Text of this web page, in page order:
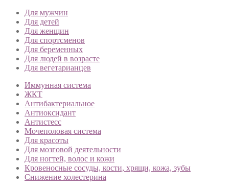
Для мужчин
Для детей
Для женщин
Для спортсменов
Для беременных
Для людей в возрасте
Для вегетарианцев
Иммунная система
ЖКТ
Антибактериальное
Антиоксидант
Антистесс
Мочеполовая система
Для красоты
Для мозговой деятельности
Для ногтей, волос и кожи
Кровеносные сосуды, кости, хрящи, кожа, зубы
Снижение холестерина